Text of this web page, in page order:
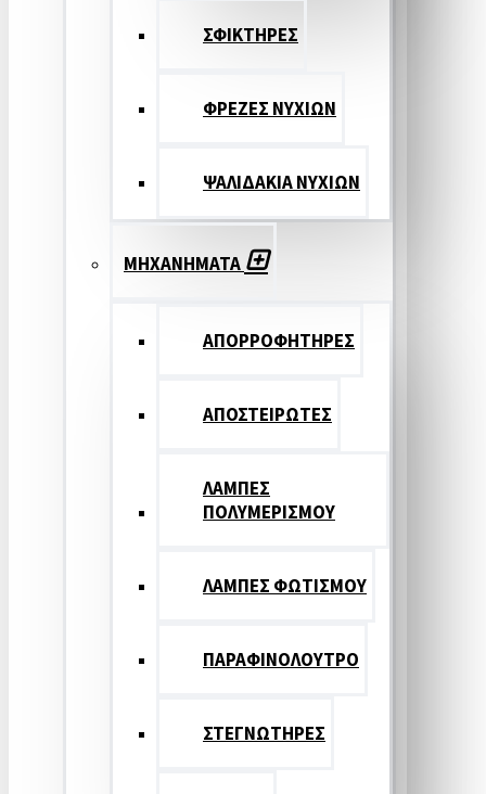
ΣΦΙΚΤΗΡΕΣ
ΦΡΕΖΕΣ ΝΥΧΙΩΝ
ΨΑΛΙΔΑΚΙΑ ΝΥΧΙΩΝ
ΜΗΧΑΝΗΜΑΤΑ
ΑΠΟΡΡΟΦΗΤΗΡΕΣ
ΑΠΟΣΤΕΙΡΩΤΕΣ
ΛΑΜΠΕΣ
ΠΟΛΥΜΕΡΙΣΜΟΥ
ΛΑΜΠΕΣ ΦΩΤΙΣΜΟΥ
ΠΑΡΑΦΙΝΟΛΟΥΤΡΟ
ΣΤΕΓΝΩΤΗΡΕΣ